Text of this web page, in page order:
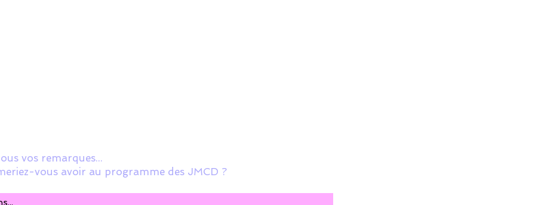
vos remarques...
vous avoir au programme des JMCD ?